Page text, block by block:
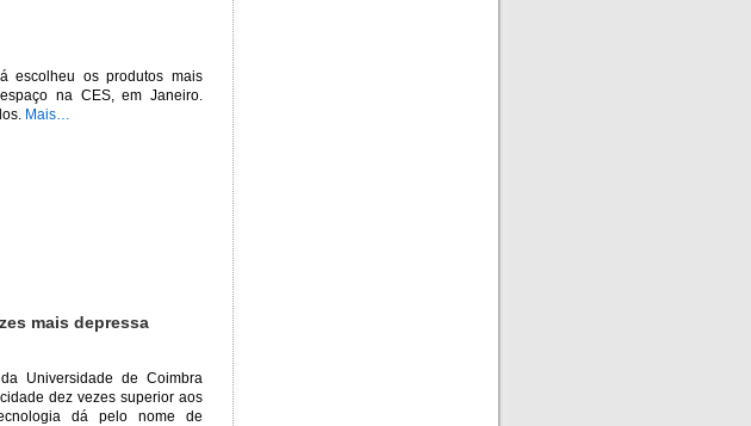
escolheu os produtos mais
na CES, em Janeiro.
Mais…
mais depressa
Universidade de Coimbra
dez vezes superior aos
dá pelo nome de